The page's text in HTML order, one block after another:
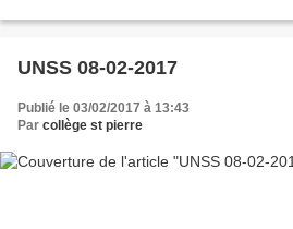
UNSS 08-02-2017
Publié le 03/02/2017 à 13:43
Par collège st pierre